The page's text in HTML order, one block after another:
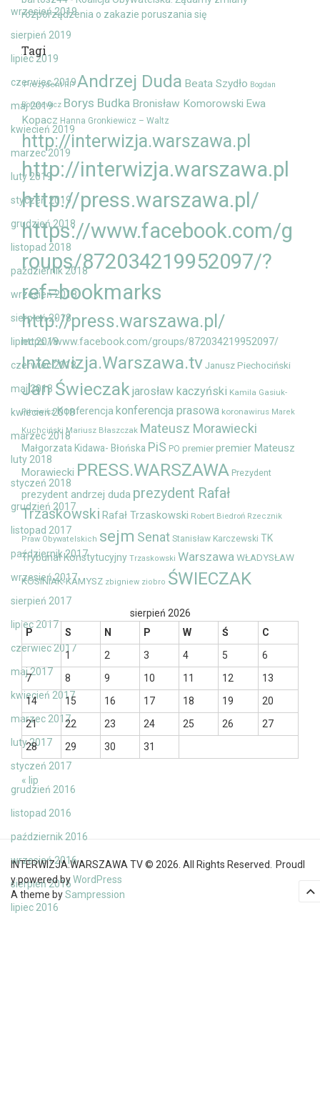
wrzesień 2019
sierpień 2019
lipiec 2019
czerwiec 2019
maj 2019
kwiecień 2019
marzec 2019
luty 2019
styczeń 2019
grudzień 2018
listopad 2018
październik 2018
wrzesień 2018
sierpień 2018
lipiec 2018
czerwiec 2018
maj 2018
kwiecień 2018
marzec 2018
luty 2018
styczeń 2018
grudzień 2017
listopad 2017
październik 2017
wrzesień 2017
sierpień 2017
lipiec 2017
czerwiec 2017
maj 2017
kwiecień 2017
marzec 2017
luty 2017
styczeń 2017
grudzień 2016
listopad 2016
październik 2016
wrzesień 2016
sierpień 2016
lipiec 2016
rozporządzenia o zakazie poruszania się
Tagi
.Prezydent RP Andrzej Duda Beata Szydło Bogdan
Borusewicz Borys Budka Bronisław Komorowski Ewa
Kopacz Hanna Gronkiewicz – Waltz
http://interwizja.warszawa.pl
http://interwizja.warszawa.pl
http://press.warszawa.pl/
https://www.facebook.com/g
roups/872034219952097/?
ref=bookmarks
http://press.warszawa.pl/
https://www.facebook.com/groups/872034219952097/
Interwizja.Warszawa.tv Janusz Piechociński
Jan Świeczakjarosław kaczyński Kamila Gasiuk-
Pihowicz Konferencjakonferencja prasowa koronawirus Marek
Kuchciński Mariusz Błaszczak Mateusz Morawiecki
Małgorzata Kidawa- Błońska PiS PO premier premier Mateusz
Morawiecki PRESS.WARSZAWA Prezydent
prezydent andrzej duda prezydent Rafał
Trzaskowski Rafał Trzaskowski Robert Biedroń Rzecznik
Praw Obywatelskich sejm Senat Stanisław Karczewski TK
Trybunał Konstytucyjny Trzaskowski Warszawa WŁADYSŁAW
KOSINIAK-KAMYSZ zbigniew ziobro ŚWIECZAK
sierpień 2026
P
S N P W Ś
C
1
2 3 4 5
6
7
8 9 10 11 12
13
14
15 16 17 18 19
20
21
22 23 24 25 26
27
28
29 30 31
« lip
INTERWIZJA.WARSZAWA TV © 2026. All Rights Reserved.
Proudl
y powered byWordPress
A theme bySampression